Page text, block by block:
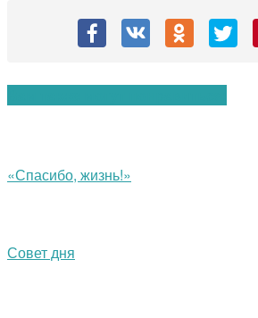
«Спасибо, жизнь!»
Совет дня